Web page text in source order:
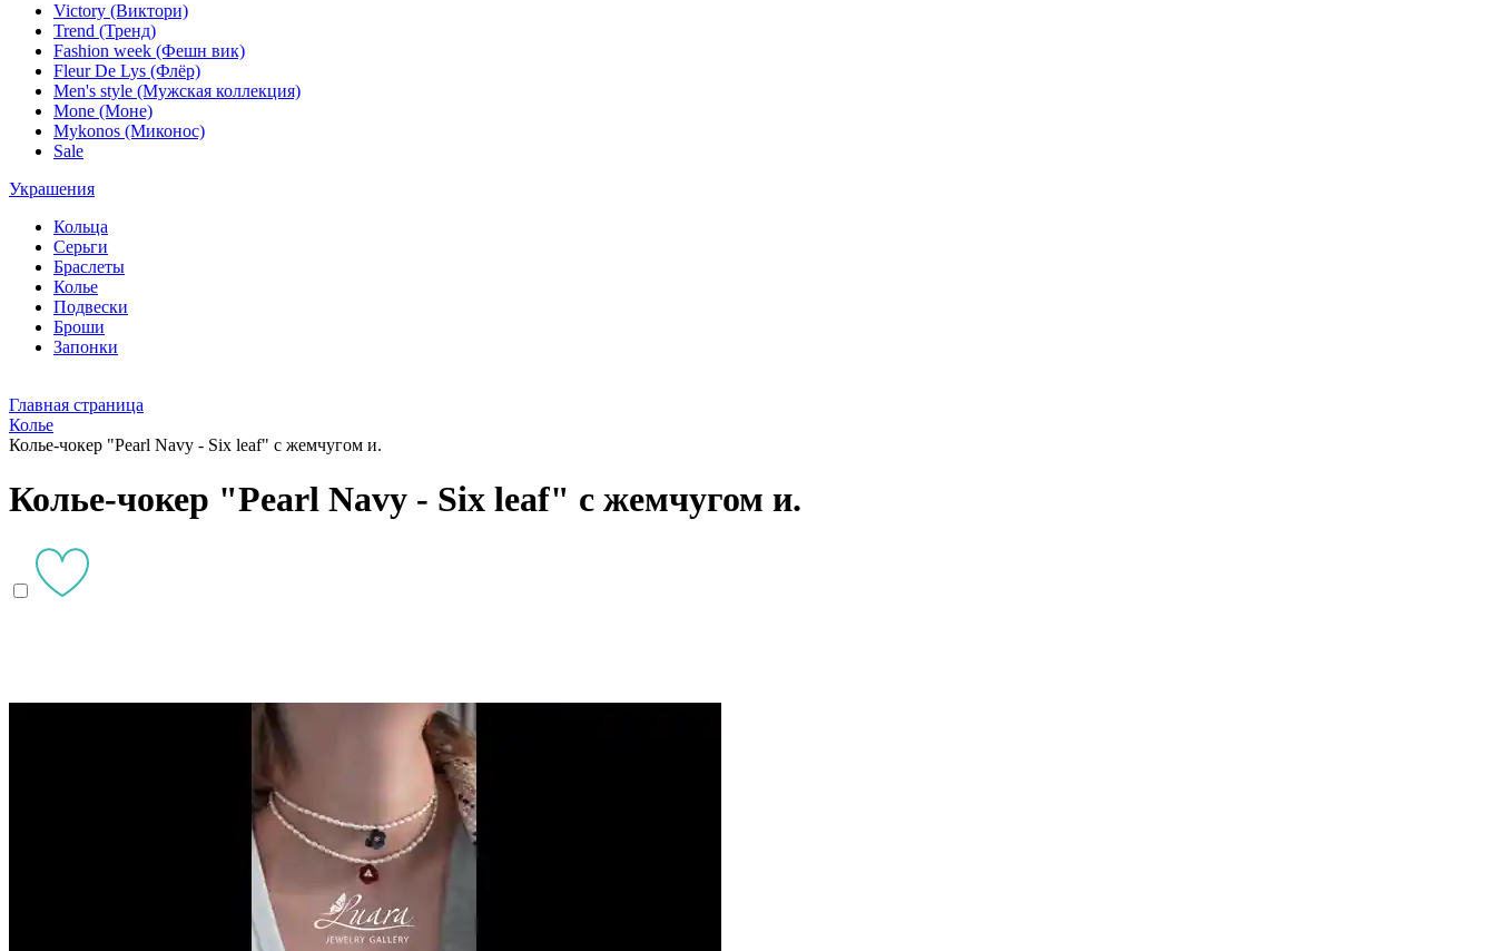
Victory (Виктори)
Trend (Тренд)
Fashion week (Фешн вик)
Fleur De Lys (Флёр)
Men's style (Мужская коллекция)
Mone (Моне)
Mykonos (Миконос)
Sale
Украшения
Кольца
Серьги
Браслеты
Колье
Подвески
Броши
Запонки
Главная страница
Колье
Колье-чокер "Pearl Navy - Six leaf" с жемчугом и.
Колье-чокер "Pearl Navy - Six leaf" с жемчугом и.